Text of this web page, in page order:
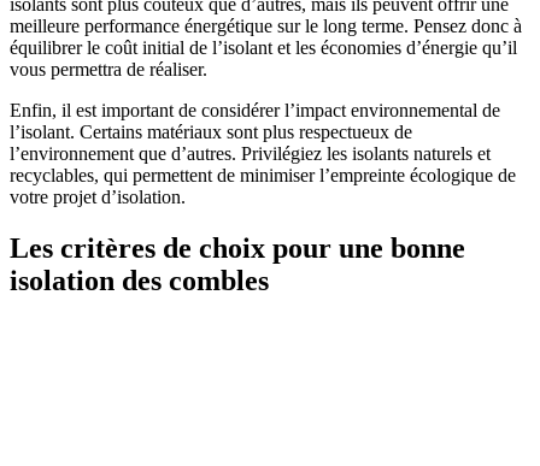
meilleure performance énergétique sur le long terme. Pensez donc à
équilibrer le coût initial de l’isolant et les économies d’énergie qu’il
vous permettra de réaliser.
Enfin, il est important de considérer l’impact environnemental de
l’isolant. Certains matériaux sont plus respectueux de
l’environnement que d’autres. Privilégiez les isolants naturels et
recyclables, qui permettent de minimiser l’empreinte écologique de
votre projet d’isolation.
Les critères de choix pour une bonne
isolation des combles